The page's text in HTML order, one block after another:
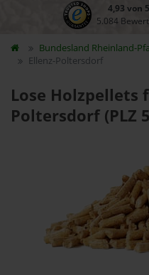
4,93 von 5
5.084
Bundesland Rheinland-
Ellenz-Poltersdorf
Lose Holzpellets
Poltersdorf (PLZ